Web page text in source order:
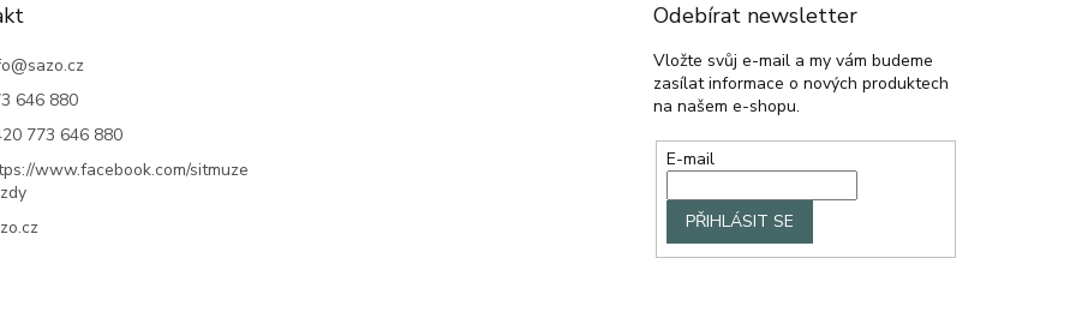
@sazo.cz
646 880
773 646 880
www.facebook.com/sitmuze
Odebírat newsletter
Vložte svůj e-mail a my vám budeme
zasílat informace o nových produktech
na našem e-shopu.
E-mail
PŘIHLÁSIT SE